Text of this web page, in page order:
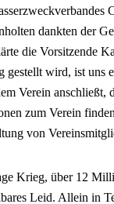
dankten der
die Vorsitzende
gestellt wird, ist uns
Verein
zum Verein
von
Krieg, über 12
Leid. Allein in